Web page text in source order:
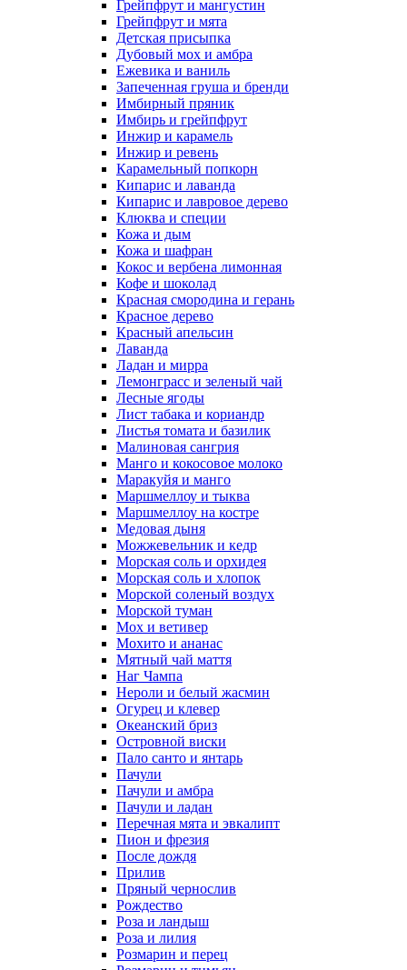
Грейпфрут и мангустин
Грейпфрут и мята
Детская присыпка
Дубовый мох и амбра
Ежевика и ваниль
Запеченная груша и бренди
Имбирный пряник
Имбирь и грейпфрут
Инжир и карамель
Инжир и ревень
Карамельный попкорн
Кипарис и лаванда
Кипарис и лавровое дерево
Клюква и специи
Кожа и дым
Кожа и шафран
Кокос и вербена лимонная
Кофе и шоколад
Красная смородина и герань
Красное дерево
Красный апельсин
Лаванда
Ладан и мирра
Лемонграсс и зеленый чай
Лесные ягоды
Лист табака и кориандр
Листья томата и базилик
Малиновая сангрия
Манго и кокосовое молоко
Маракуйя и манго
Маршмеллоу и тыква
Маршмеллоу на костре
Медовая дыня
Можжевельник и кедр
Морская соль и орхидея
Морская соль и хлопок
Морской соленый воздух
Морской туман
Мох и ветивер
Мохито и ананас
Мятный чай маття
Наг Чампа
Нероли и белый жасмин
Огурец и клевер
Океанский бриз
Островной виски
Пало санто и янтарь
Пачули
Пачули и амбра
Пачули и ладан
Перечная мята и эвкалипт
Пион и фрезия
После дождя
Прилив
Пряный чернослив
Рождество
Роза и ландыш
Роза и лилия
Розмарин и перец